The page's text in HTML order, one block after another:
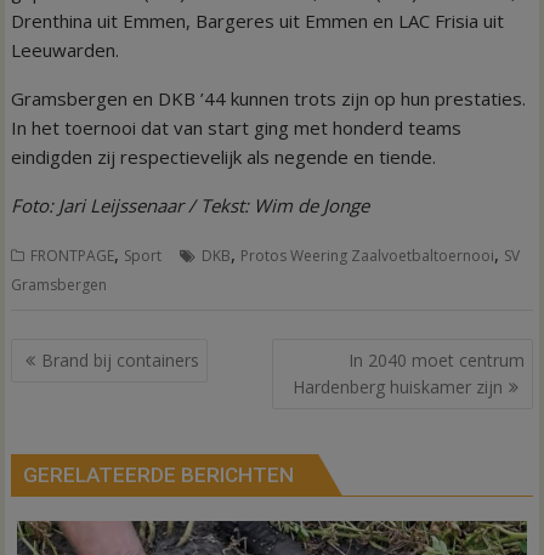
Drenthina uit Emmen, Bargeres uit Emmen en LAC Frisia uit
Leeuwarden.
Gramsbergen en DKB ’44 kunnen trots zijn op hun prestaties.
In het toernooi dat van start ging met honderd teams
eindigden zij respectievelijk als negende en tiende.
Foto: Jari Leijssenaar / Tekst: Wim de Jonge
FRONTPAGE, Sport DKB, Protos Weering Zaalvoetbaltoernooi, SV
Gramsbergen
Bericht
Brand bij containers
In 2040 moet centrum
Hardenberg huiskamer zijn
GERELATEERDE BERICHTEN